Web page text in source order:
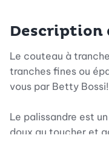
Description
Le couteau à
tranches fines ou
vous par Betty Bossi!
Le palissandre est
doux au toucher et